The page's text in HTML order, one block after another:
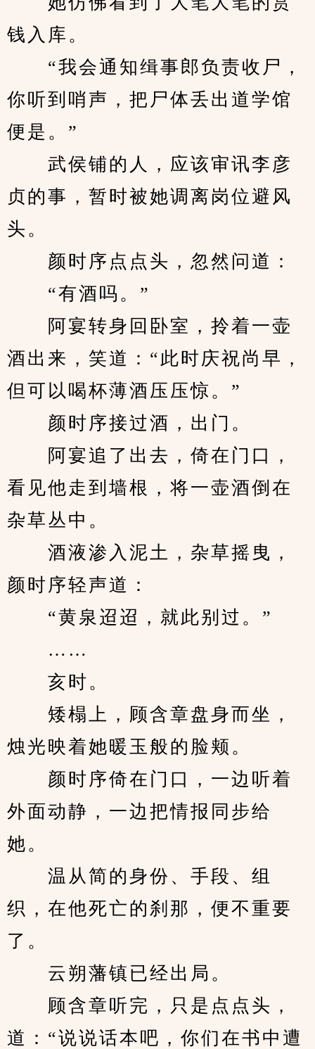
钱入库。
“我会通知缉事郎负责收尸，
你听到哨声，把尸体丢出道学馆
便是。”
武侯铺的人，应该审讯李彦
贞的事，暂时被她调离岗位避风
头。
颜时序点点头，忽然问道：
“有酒吗。”
阿宴转身回卧室，拎着一壶
酒出来，笑道：“此时庆祝尚早，
但可以喝杯薄酒压压惊。”
颜时序接过酒，出门。
阿宴追了出去，倚在门口，
看见他走到墙根，将一壶酒倒在
杂草丛中。
酒液渗入泥土，杂草摇曳，
颜时序轻声道：
“黄泉迢迢，就此别过。”
……
亥时。
矮榻上，顾含章盘身而坐，
烛光映着她暖玉般的脸颊。
颜时序倚在门口，一边听着
外面动静，一边把情报同步给
她。
温从简的身份、手段、组
织，在他死亡的刹那，便不重要
了。
云朔藩镇已经出局。
顾含章听完，只是点点头，
道：“说说话本吧，你们在书中遭